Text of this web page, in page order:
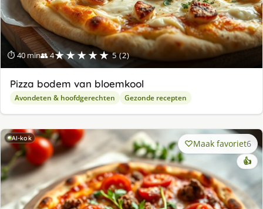
⏱ 40 min👥 4★★★★★ 5 (2)
Pizza bodem van bloemkool
Avondeten & hoofdgerechten Gezonde recepten
AI-kok Maak favoriet6
👍